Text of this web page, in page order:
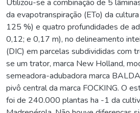
Utilizou-se a combinação de 5
da evapotranspiração (ETo) da
125 %) e quatro profundidades de
0,12; e 0,17 m), no delineamento
(DIC) em parcelas subdivididas com
se um trator, marca New Holland,
semeadora-adubadora marca
pivô central da marca FOCKING. O
foi de 240.000 plantas ha -1 da